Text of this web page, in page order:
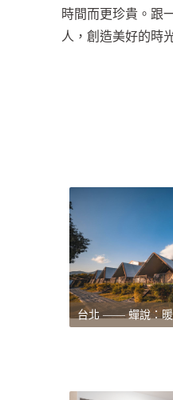
時間而更珍貴。跟
人，創造美好的時
台北 —— 蟬說：